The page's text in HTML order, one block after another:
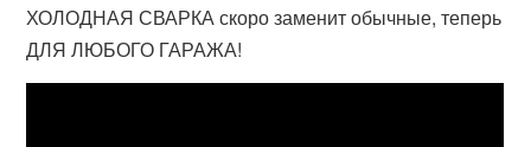
ХОЛОДНАЯ СВАРКА скоро заменит обычные, теперь
ДЛЯ ЛЮБОГО ГАРАЖА!